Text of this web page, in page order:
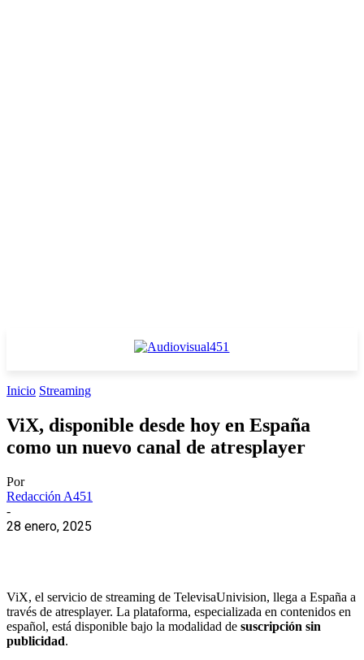
Inicio Streaming
ViX, disponible desde hoy en España
como un nuevo canal de atresplayer
Por
Redacción A451
-
28 enero, 2025
ViX, el servicio de streaming de TelevisaUnivision, llega a España a
través de atresplayer. La plataforma, especializada en contenidos en
español, está disponible bajo la modalidad de suscripción sin
publicidad.